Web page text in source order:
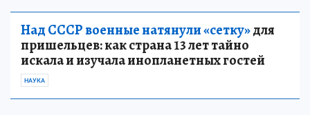
Над СССР военные натянули «сетку»для
пришельцев: как страна 13 лет тайно
искала и изучала инопланетных гостей
НАУКА